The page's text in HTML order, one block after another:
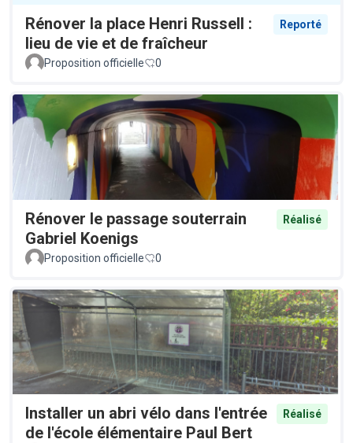
Rénover la place Henri Russell :
lieu de vie et de fraîcheur
Reporté
Proposition officielle 0
Rénover le passage souterrain
Gabriel Koenigs
Réalisé
Proposition officielle 0
Installer un abri vélo dans l'entrée
de l'école élémentaire Paul Bert
Réalisé